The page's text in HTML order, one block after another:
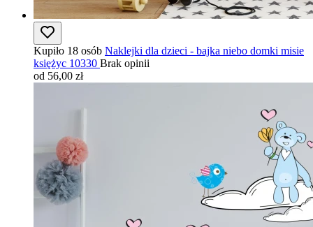
Kupiło 18 osób Naklejki dla dzieci - bajka niebo domki misie
księżyc 10330 Brak opinii
od 56,00 zł